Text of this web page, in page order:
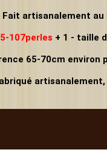
Fait artisanalement au
107perles + 1 - taille
65-70cm environ